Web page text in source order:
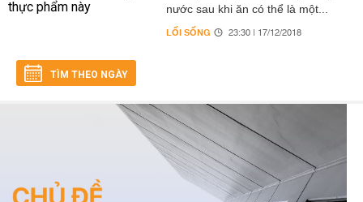
nước sau khi ăn có thể là một...
LỐI SỐNG 23:30 | 17/12/2018
TÌM THEO NGÀY